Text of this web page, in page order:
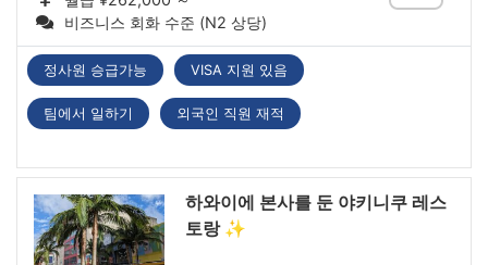
비즈니스 회화 수준 (N2 상당)
정사원 승급가능 VISA 지원 있음
팀에서 일하기 외국인 직원 재적
하와이에 본사를 둔 야키니쿠 레스
토랑 ✨